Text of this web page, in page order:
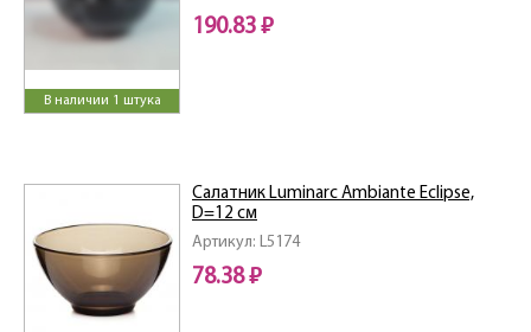
В наличии 1 штука
190.83 ₽
Артикул: L5174
Салатник Luminarc Ambiante Eclipse,
D=12 см
78.38 ₽